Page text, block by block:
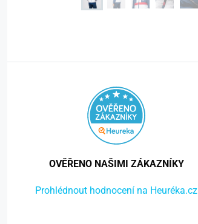
OVĚŘENO NAŠIMI ZÁKAZNÍKY
Prohlédnout hodnocení na Heuréka.cz